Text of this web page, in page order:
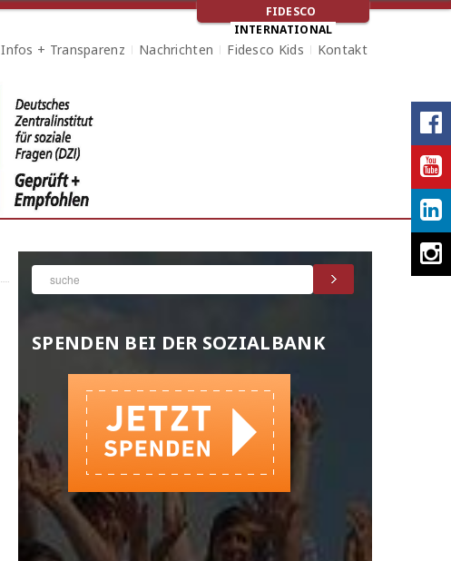
FIDESCO
INTERNATIONAL
Infos + Transparenz Nachrichten Fidesco Kids Kontakt
SPENDEN BEI DER SOZIALBANK